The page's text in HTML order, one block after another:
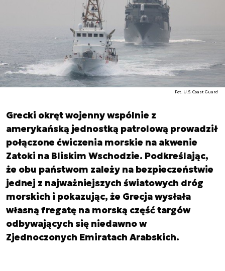
Fot. U.S. Coast Guard
Grecki okręt wojenny wspólnie z
amerykańską jednostką patrolową prowadził
połączone ćwiczenia morskie na akwenie
Zatoki na Bliskim Wschodzie. Podkreślając,
że obu państwom zależy na bezpieczeństwie
jednej z najważniejszych światowych dróg
morskich i pokazując, że Grecja wysłała
własną fregatę na morską część targów
odbywających się niedawno w
Zjednoczonych Emiratach Arabskich.